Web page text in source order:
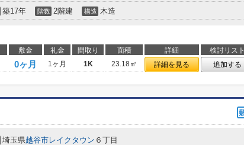
築17年 階数 2階建 構造 木造
敷金 礼金 間取り 面積 詳細
検討リスト
0ヶ月 1ヶ月 1K 23.18㎡ 詳細を見る 追加する
埼玉県越谷市レイクタウン ６丁目